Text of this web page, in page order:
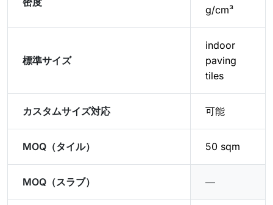
g/cm³
標準サイズ
indoor
paving
tiles
カスタムサイズ対応 可能
MOQ（タイル） 50 sqm
MOQ（スラブ） ―